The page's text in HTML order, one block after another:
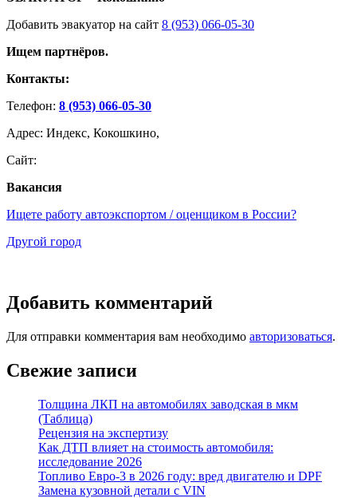
Добавить эвакуатор на сайт 8 (953) 066-05-30
Ищем партнёров.
Контакты:
Телефон: 8 (953) 066-05-30
Адрес: Индекс, Кокошкино,
Сайт:
Вакансия
Ищете работу автоэкспортом / оценщиком в России?
Другой город
Добавить комментарий
Для отправки комментария вам необходимо авторизоваться.
Свежие записи
Толщина ЛКП на автомобилях заводская в мкм
(Таблица)
Рецензия на экспертизу
Как ДТП влияет на стоимость автомобиля:
исследование 2026
Топливо Евро-3 в 2026 году: вред двигателю и DPF
Замена кузовной детали с VIN